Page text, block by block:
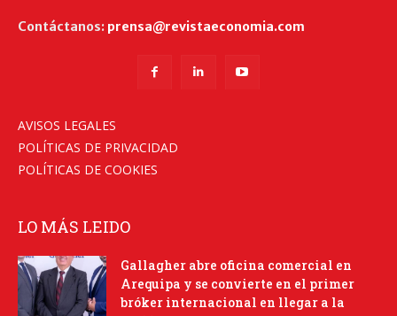
Contáctanos: prensa@revistaeconomia.com
AVISOS LEGALES
POLÍTICAS DE PRIVACIDAD
POLÍTICAS DE COOKIES
LO MÁS LEIDO
Gallagher abre oficina comercial en
Arequipa y se convierte en el primer
bróker internacional en llegar a la